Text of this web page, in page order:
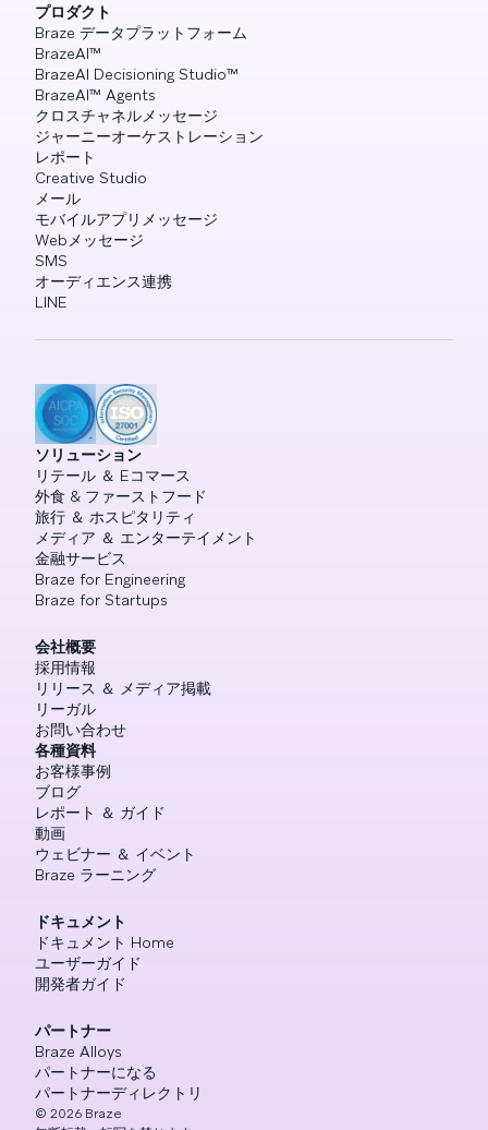
プロダクト
Braze データプラットフォーム
BrazeAI™
BrazeAI Decisioning Studio™
BrazeAI™ Agents
クロスチャネルメッセージ
ジャーニーオーケストレーション
レポート
Creative Studio
メール
モバイルアプリメッセージ
Webメッセージ
SMS
オーディエンス連携
LINE
ソリューション
リテール ＆ Eコマース
外食 & ファーストフード
旅行 ＆ ホスピタリティ
メディア ＆ エンターテイメント
金融サービス
Braze for Engineering
Braze for Startups
会社概要
採用情報
リリース ＆ メディア掲載
リーガル
お問い合わせ
各種資料
お客様事例
ブログ
レポート ＆ ガイド
動画
ウェビナー ＆ イベント
Braze ラーニング
ドキュメント
ドキュメント Home
ユーザーガイド
開発者ガイド
パートナー
Braze Alloys
パートナーになる
パートナーディレクトリ
© 2026 Braze